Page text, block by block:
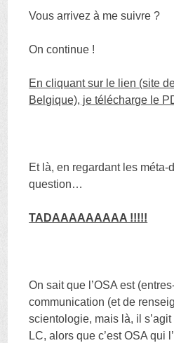
Vous arrivez à me suivre ?
On continue !
En cliquant sur le lien (site
Belgique), je télécharge le
Et là, en regardant les méta-
question…
TADAAAAAAAAA !!!!!
On sait que l’OSA est
communication (et de
scientologie, mais là, il
LC, alors que c’est OSA qui